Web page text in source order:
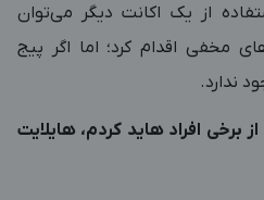
از یک اکانت دیگر می‌توان
مخفی اقدام کرد؛ اما اگر پیج
ندارد.
برخی افراد هاید کردم، هایلایت